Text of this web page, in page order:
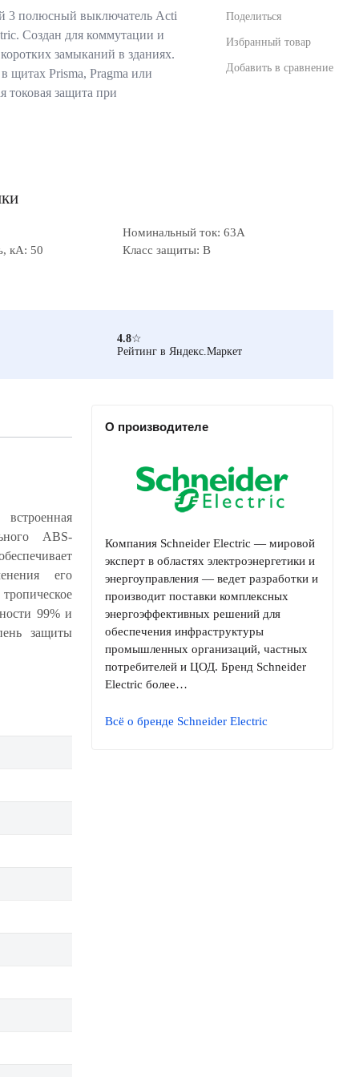
3 полюсный выключатель Acti
Создан для коммутации и
замыканий в зданиях.
щитах Prisma, Pragma или
токовая защита при
Поделиться
Избранный товар
Добавить в сравнение
Номинальный ток: 63А
кА: 50
Класс защиты: B
4.8☆
Рейтинг в Яндекс.Маркет
О производителе
Компания Schneider Electric — мировой
эксперт в областях электроэнергетики и
энергоуправления — ведет разработки и
производит поставки комплексных
энергоэффективных решений для
обеспечения инфраструктуры
промышленных организаций, частных
потребителей и ЦОД. Бренд Schneider
Electric более…
Всё о бренде Schneider Electric